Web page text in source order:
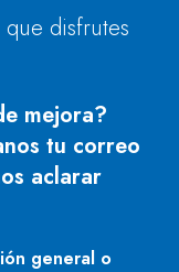
disfrutes
mejora?
tu correo
aclarar
general o